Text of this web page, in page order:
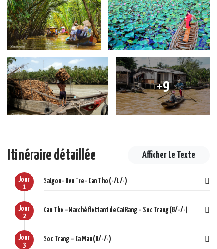
+9
Itinéraire détaillée Afficher Le Texte
Jour
1
Saigon - Ben Tre - Can Tho (-/L/-)
Jour
2
Can Tho –Marché flottant de Cai Rang – Soc Trang (B/-/-)
Jour
3
Soc Trang – Ca Mau (B/-/-)